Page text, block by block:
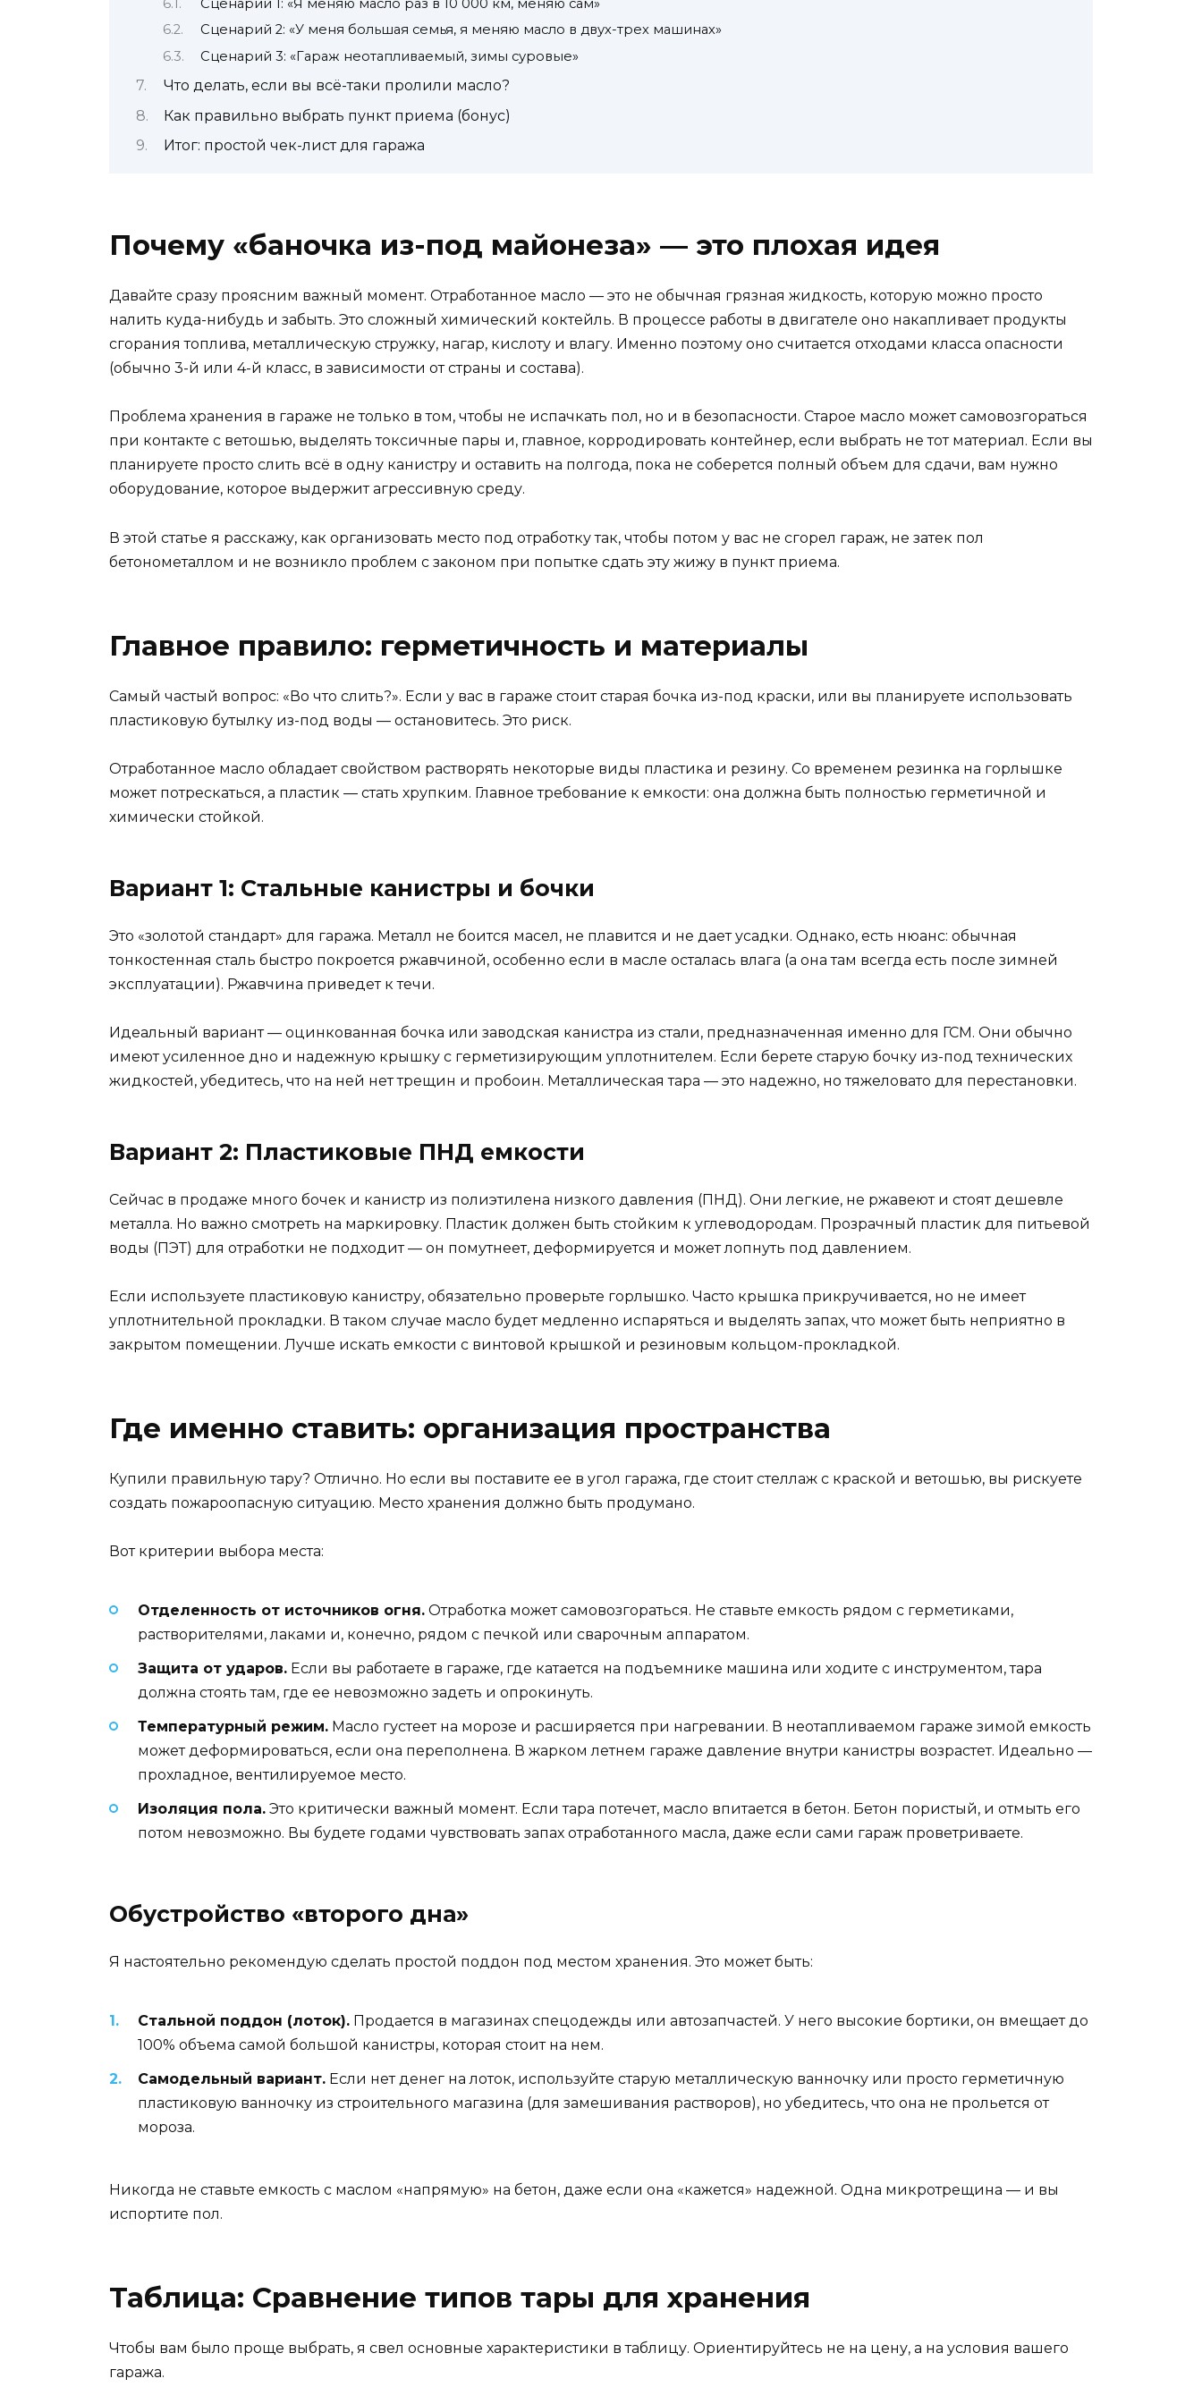
Сценарий 1: «Я меняю масло раз в 10 000 км, меняю сам»
Сценарий 2: «У меня большая семья, я меняю масло в двух-трех машинах»
Сценарий 3: «Гараж неотапливаемый, зимы суровые»
Что делать, если вы всё-таки пролили масло?
Как правильно выбрать пункт приема (бонус)
Итог: простой чек-лист для гаража
Почему «баночка из-под майонеза» — это плохая идея
Давайте сразу проясним важный момент. Отработанное масло — это не обычная грязная жидкость, которую можно просто
налить куда-нибудь и забыть. Это сложный химический коктейль. В процессе работы в двигателе оно накапливает продукты
сгорания топлива, металлическую стружку, нагар, кислоту и влагу. Именно поэтому оно считается отходами класса опасности
(обычно 3-й или 4-й класс, в зависимости от страны и состава).
Проблема хранения в гараже не только в том, чтобы не испачкать пол, но и в безопасности. Старое масло может самовозгораться
при контакте с ветошью, выделять токсичные пары и, главное, корродировать контейнер, если выбрать не тот материал. Если вы
планируете просто слить всё в одну канистру и оставить на полгода, пока не соберется полный объем для сдачи, вам нужно
оборудование, которое выдержит агрессивную среду.
В этой статье я расскажу, как организовать место под отработку так, чтобы потом у вас не сгорел гараж, не затек пол
бетонометаллом и не возникло проблем с законом при попытке сдать эту жижу в пункт приема.
Главное правило: герметичность и материалы
Самый частый вопрос: «Во что слить?». Если у вас в гараже стоит старая бочка из-под краски, или вы планируете использовать
пластиковую бутылку из-под воды — остановитесь. Это риск.
Отработанное масло обладает свойством растворять некоторые виды пластика и резину. Со временем резинка на горлышке
может потрескаться, а пластик — стать хрупким. Главное требование к емкости: она должна быть полностью герметичной и
химически стойкой.
Вариант 1: Стальные канистры и бочки
Это «золотой стандарт» для гаража. Металл не боится масел, не плавится и не дает усадки. Однако, есть нюанс: обычная
тонкостенная сталь быстро покроется ржавчиной, особенно если в масле осталась влага (а она там всегда есть после зимней
эксплуатации). Ржавчина приведет к течи.
Идеальный вариант — оцинкованная бочка или заводская канистра из стали, предназначенная именно для ГСМ. Они обычно
имеют усиленное дно и надежную крышку с герметизирующим уплотнителем. Если берете старую бочку из-под технических
жидкостей, убедитесь, что на ней нет трещин и пробоин. Металлическая тара — это надежно, но тяжеловато для перестановки.
Вариант 2: Пластиковые ПНД емкости
Сейчас в продаже много бочек и канистр из полиэтилена низкого давления (ПНД). Они легкие, не ржавеют и стоят дешевле
металла. Но важно смотреть на маркировку. Пластик должен быть стойким к углеводородам. Прозрачный пластик для питьевой
воды (ПЭТ) для отработки не подходит — он помутнеет, деформируется и может лопнуть под давлением.
Если используете пластиковую канистру, обязательно проверьте горлышко. Часто крышка прикручивается, но не имеет
уплотнительной прокладки. В таком случае масло будет медленно испаряться и выделять запах, что может быть неприятно в
закрытом помещении. Лучше искать емкости с винтовой крышкой и резиновым кольцом-прокладкой.
Где именно ставить: организация пространства
Купили правильную тару? Отлично. Но если вы поставите ее в угол гаража, где стоит стеллаж с краской и ветошью, вы рискуете
создать пожароопасную ситуацию. Место хранения должно быть продумано.
Вот критерии выбора места:
Отделенность от источников огня. Отработка может самовозгораться. Не ставьте емкость рядом с герметиками,
растворителями, лаками и, конечно, рядом с печкой или сварочным аппаратом.
Защита от ударов. Если вы работаете в гараже, где катается на подъемнике машина или ходите с инструментом, тара
должна стоять там, где ее невозможно задеть и опрокинуть.
Температурный режим. Масло густеет на морозе и расширяется при нагревании. В неотапливаемом гараже зимой емкость
может деформироваться, если она переполнена. В жарком летнем гараже давление внутри канистры возрастет. Идеально —
прохладное, вентилируемое место.
Изоляция пола. Это критически важный момент. Если тара потечет, масло впитается в бетон. Бетон пористый, и отмыть его
потом невозможно. Вы будете годами чувствовать запах отработанного масла, даже если сами гараж проветриваете.
Обустройство «второго дна»
Я настоятельно рекомендую сделать простой поддон под местом хранения. Это может быть:
Стальной поддон (лоток). Продается в магазинах спецодежды или автозапчастей. У него высокие бортики, он вмещает до
100% объема самой большой канистры, которая стоит на нем.
Самодельный вариант. Если нет денег на лоток, используйте старую металлическую ванночку или просто герметичную
пластиковую ванночку из строительного магазина (для замешивания растворов), но убедитесь, что она не прольется от
мороза.
Никогда не ставьте емкость с маслом «напрямую» на бетон, даже если она «кажется» надежной. Одна микротрещина — и вы
испортите пол.
Таблица: Сравнение типов тары для хранения
Чтобы вам было проще выбрать, я свел основные характеристики в таблицу. Ориентируйтесь не на цену, а на условия вашего
гаража.